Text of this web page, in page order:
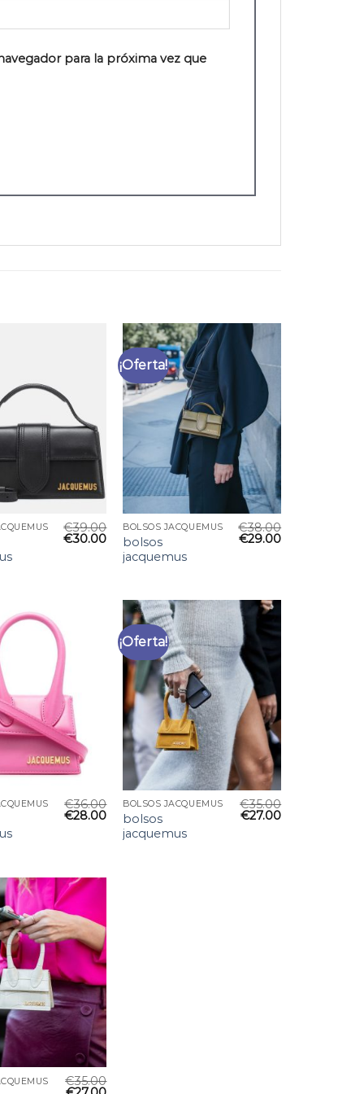
para la próxima vez que
€39.00
€30.00
¡Oferta!
BOLSOS JACQUEMUS
bolsos
jacquemus
€38.00
€29.00
€36.00
€28.00
¡Oferta!
BOLSOS JACQUEMUS
bolsos
jacquemus
€35.00
€27.00
€35.00